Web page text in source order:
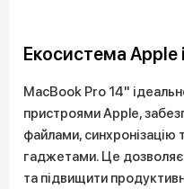
Екосистема Apple
MacBook Pro 14"
пристроями Apple,
файлами,
гаджетами. Це дозволяє
та підвищити